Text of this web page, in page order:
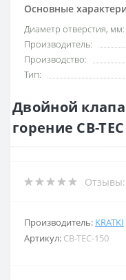
Основные
Диаметр отверстия, мм:
Производитель:
Производство:
Тип:
Двойной
горение CB-
Отзывы:
Производитель: KRATKI
Артикул: CB-TEC-150